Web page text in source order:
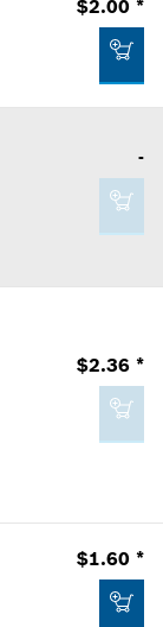
$2.00 *
-
$2.36 *
$1.60 *